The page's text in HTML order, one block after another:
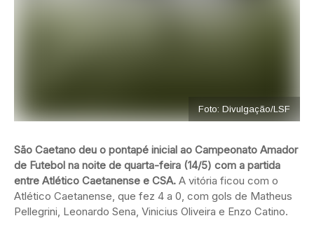
Foto: Divulgação/LSF
São Caetano deu o pontapé inicial ao Campeonato Amador
de Futebol na noite de quarta-feira (14/5) com a partida
entre Atlético Caetanense e CSA. A vitória ficou com o
Atlético Caetanense, que fez 4 a 0, com gols de Matheus
Pellegrini, Leonardo Sena, Vinicius Oliveira e Enzo Catino.